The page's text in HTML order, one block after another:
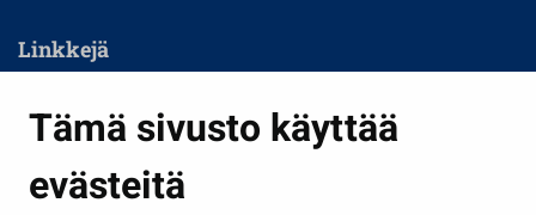
Tämä sivusto käyttää
evästeitä
Linkkejä
Kasvatus ja opetus
Kulttuuri ja liikunta